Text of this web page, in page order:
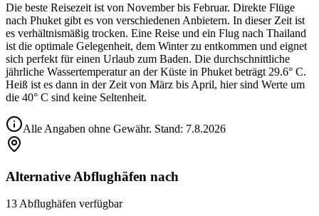
Die beste Reisezeit ist von November bis Februar. Direkte Flüge
nach Phuket gibt es von verschiedenen Anbietern. In dieser Zeit ist
es verhältnismäßig trocken. Eine Reise und ein Flug nach Thailand
ist die optimale Gelegenheit, dem Winter zu entkommen und eignet
sich perfekt für einen Urlaub zum Baden. Die durchschnittliche
jährliche Wassertemperatur an der Küste in Phuket beträgt 29.6° C.
Heiß ist es dann in der Zeit von März bis April, hier sind Werte um
die 40° C sind keine Seltenheit.
Alle Angaben ohne Gewähr. Stand: 7.8.2026
Alternative Abflughäfen nach
13 Abflughäfen verfügbar